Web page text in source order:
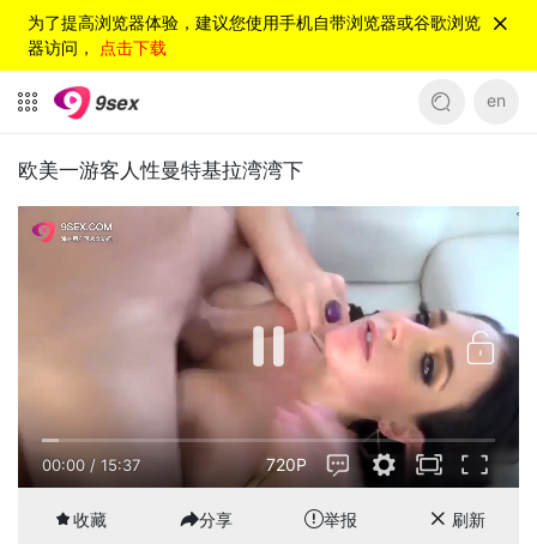
为了提高浏览器体验，建议您使用手机自带浏览器或谷歌浏览
器访问， 点击下载
en
欧美一游客人性曼特基拉湾湾下
00:00/ 15:37 720P
收藏 分享 举报 刷新